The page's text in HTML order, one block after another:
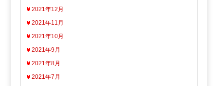
2021年12月
2021年11月
2021年10月
2021年9月
2021年8月
2021年7月